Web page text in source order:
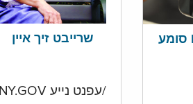
שרייבט זיך איין
/עפנט נייע NY.GOV